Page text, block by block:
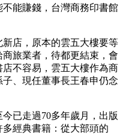
不能賺錢，台灣商務印書館
店，原本的雲五大樓要等
旅業者，待都更結束，會
不容易，雲五大樓作為商
、現任董事長王春申仍念
已走過70多年歲月，出版
經典書籍：從大部頭的